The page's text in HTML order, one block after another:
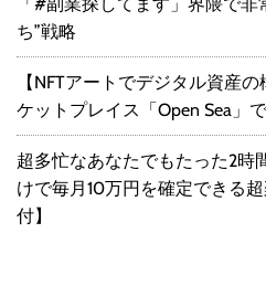
ち”戦略
【NFTアートでデジタル資産
ケットプレイス「Open Sea」
超多忙なあなたでもたった2時
けで毎月10万円を確定できる
付】